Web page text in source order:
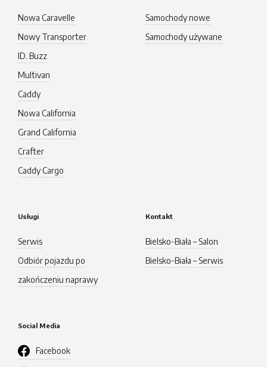
Nowa Caravelle
Nowy Transporter
ID. Buzz
Multivan
Caddy
Nowa California
Grand California
Crafter
Caddy Cargo
Samochody nowe
Samochody używane
Usługi
Serwis
Odbiór pojazdu po
zakończeniu naprawy
Kontakt
Bielsko-Biała – Salon
Bielsko-Biała – Serwis
Social Media
Facebook